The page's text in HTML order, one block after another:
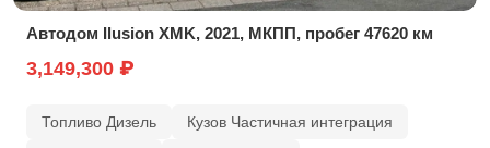
Автодом Ilusion XMK, 2021, МКПП, пробег 47620 км
3,149,300 ₽
Топливо Дизель
Кузов Частичная интеграция